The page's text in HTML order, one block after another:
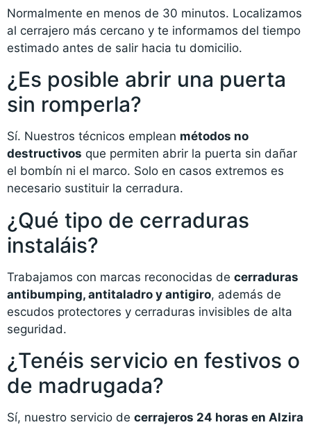
Normalmente en menos de 30 minutos. Localizamos
al cerrajero más cercano y te informamos del tiempo
estimado antes de salir hacia tu domicilio.
¿Es posible abrir una puerta
sin romperla?
Sí. Nuestros técnicos emplean métodos no
destructivos que permiten abrir la puerta sin dañar
el bombín ni el marco. Solo en casos extremos es
necesario sustituir la cerradura.
¿Qué tipo de cerraduras
instaláis?
Trabajamos con marcas reconocidas de cerraduras
antibumping, antitaladro y antigiro, además de
escudos protectores y cerraduras invisibles de alta
seguridad.
¿Tenéis servicio en festivos o
de madrugada?
Sí, nuestro servicio de cerrajeros 24 horas en Alzira